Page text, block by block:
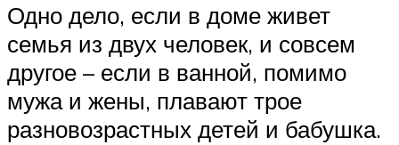
Одно дело, если в доме живет
семья из двух человек, и совсем
другое – если в ванной, помимо
мужа и жены, плавают трое
разновозрастных детей и бабушка.